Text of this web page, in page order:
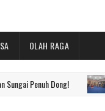
OLAH RAGA
Dong! UTAMA